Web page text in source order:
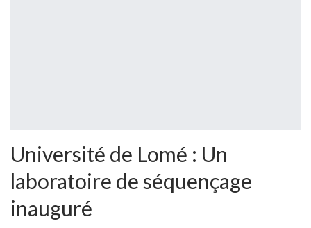
Université de Lomé : Un
laboratoire de séquençage
inauguré